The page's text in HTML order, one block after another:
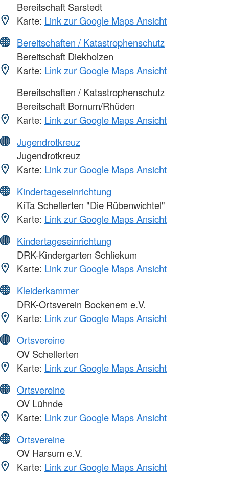
Bereitschaft Sarstedt
Karte: Link zur Google Maps Ansicht
Bereitschaften / Katastrophenschutz
Bereitschaft Diekholzen
Karte: Link zur Google Maps Ansicht
Bereitschaften / Katastrophenschutz
Bereitschaft Bornum/Rhüden
Karte: Link zur Google Maps Ansicht
Jugendrotkreuz
Jugendrotkreuz
Karte: Link zur Google Maps Ansicht
Kindertageseinrichtung
KiTa Schellerten "Die Rübenwichtel"
Karte: Link zur Google Maps Ansicht
Kindertageseinrichtung
DRK-Kindergarten Schliekum
Karte: Link zur Google Maps Ansicht
Kleiderkammer
DRK-Ortsverein Bockenem e.V.
Karte: Link zur Google Maps Ansicht
Ortsvereine
OV Schellerten
Karte: Link zur Google Maps Ansicht
Ortsvereine
OV Lühnde
Karte: Link zur Google Maps Ansicht
Ortsvereine
OV Harsum e.V.
Karte: Link zur Google Maps Ansicht